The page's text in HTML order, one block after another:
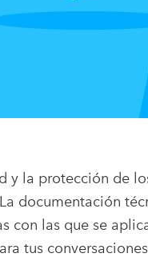
y la protección de
documentación
con las que se
tus